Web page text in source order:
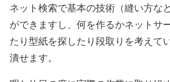
ネット検索で基本の技術（縫い方な
ができますし、何を作るかネットサ
たり型紙を探したり段取りを考えて
潰せます。